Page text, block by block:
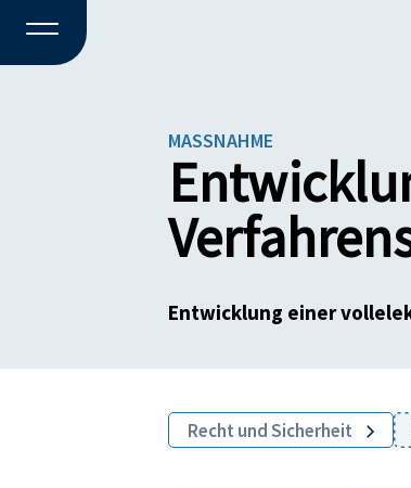
MASSNAHME
Entwicklung einer
Recht und Sicherheit